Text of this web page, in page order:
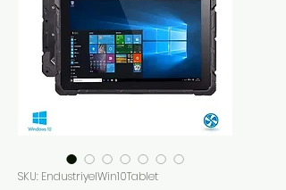
SKU: EndustriyelWin10Tablet